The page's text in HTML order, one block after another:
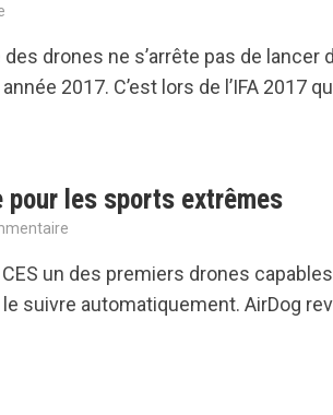
drones ne s’arrête pas de lancer
2017. C’est lors de l’IFA 2017
pour les sports extrêmes
un des premiers drones
suivre automatiquement. AirDog